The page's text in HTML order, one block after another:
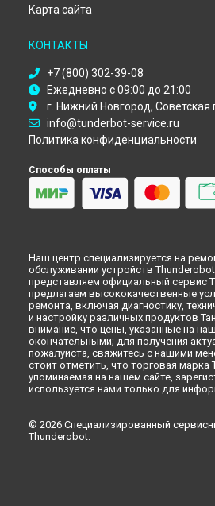
Карта сайта
КОНТАКТЫ
+7 (800) 302-39-08
Ежедневно с 09:00 до 21:00
г. Нижний Новгород,
info@tunderbot-service.ru
Политика конфиденциальности
Способы оплаты
Наш центр специализируется на
обслуживании устройств
представляем официальный сервис
предлагаем высококачественные
ремонта, включая диагностику,
и настройку различных продуктов
внимание, что цены, указанные на
окончательными; для получения
пожалуйста, свяжитесь с нашими
стоит отметить, что торговая марка
упоминаемая на нашем сайте,
используется нами только для
© 2026 Специализированный
Thunderobot.